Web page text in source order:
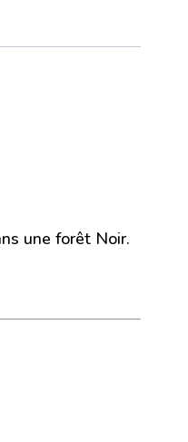
une forêt Noir.